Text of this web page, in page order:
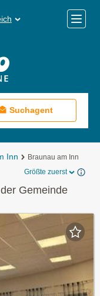
Menü
Suchagent
Inn
Braunau am Inn
Größte zuerst
Gemeinde